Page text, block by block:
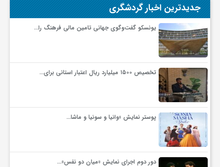
جدیدترین اخبار گردشگری
یونسکو گفت‌وگوی جهانی تامین مالی فرهنگ را…
تخصیص ۱۵۰۰ میلیارد ریال اعتبار استانی برای…
پوستر نمایش «وانیا و سونیا و ماشا…
دور دوم اجرای نمایش «میان دو نفس»…